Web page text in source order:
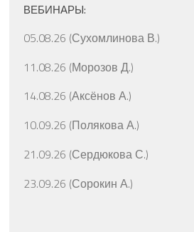
ВЕБИНАРЫ:
05.08.26 (Сухомлинова В.)
11.08.26 (Морозов Д.)
14.08.26 (Аксёнов А.)
10.09.26 (Полякова А.)
21.09.26 (Сердюкова С.)
23.09.26 (Сорокин А.)